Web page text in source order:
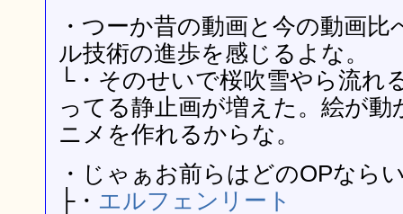
・つーか昔の動画と今の動画
ル技術の進歩を感じるよな。
└・そのせいで桜吹雪やら流れ
ってる静止画が増えた。絵が
ニメを作れるからな。
・じゃぁお前らはどのOPなら
├・ エルフェンリート